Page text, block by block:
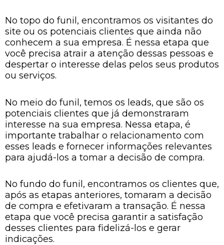
No topo do funil, encontramos os visitantes do
site ou os potenciais clientes que ainda não
conhecem a sua empresa. É nessa etapa que
você precisa atrair a atenção dessas pessoas e
despertar o interesse delas pelos seus produtos
ou serviços.
No meio do funil, temos os leads, que são os
potenciais clientes que já demonstraram
interesse na sua empresa. Nessa etapa, é
importante trabalhar o relacionamento com
esses leads e fornecer informações relevantes
para ajudá-los a tomar a decisão de compra.
No fundo do funil, encontramos os clientes que,
após as etapas anteriores, tomaram a decisão
de compra e efetivaram a transação. É nessa
etapa que você precisa garantir a satisfação
desses clientes para fidelizá-los e gerar
indicações.